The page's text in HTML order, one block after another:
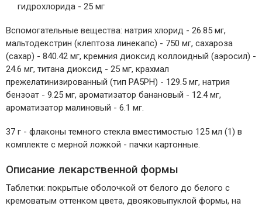
гидрохлорида - 25 мг
Вспомогательные вещества: натрия хлорид - 26.85 мг,
мальтодекстрин (клептоза линекапс) - 750 мг, сахароза
(сахар) - 840.42 мг, кремния диоксид коллоидный (аэросил) -
24.6 мг, титана диоксид - 25 мг, крахмал
прежелатинизированный (тип PA5PH) - 129.5 мг, натрия
бензоат - 9.25 мг, ароматизатор банановый - 12.4 мг,
ароматизатор малиновый - 6.1 мг.
37 г - флаконы темного стекла вместимостью 125 мл (1) в
комплекте с мерной ложкой - пачки картонные.
Описание лекарственной формы
Таблетки: покрытые оболочкой от белого до белого с
кремоватым оттенком цвета, двояковыпуклой формы, на